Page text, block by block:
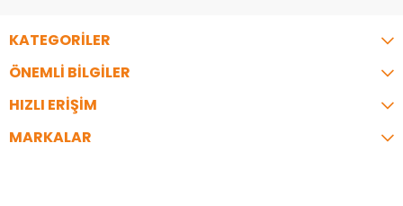
KATEGORİLER
ÖNEMLİ BİLGİLER
HIZLI ERİŞİM
MARKALAR